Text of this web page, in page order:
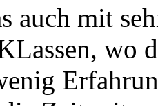
auch mit
wo